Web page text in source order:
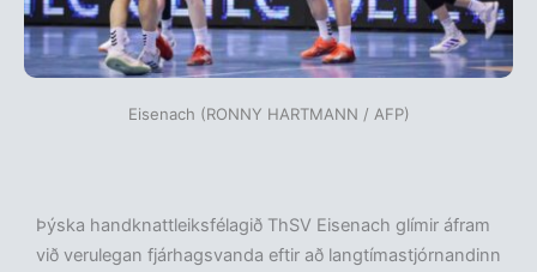
Eisenach (RONNY HARTMANN / AFP)
Þýska handknattleiksfélagið ThSV Eisenach glímir áfram
við verulegan fjárhagsvanda eftir að langtímastjórnandinn